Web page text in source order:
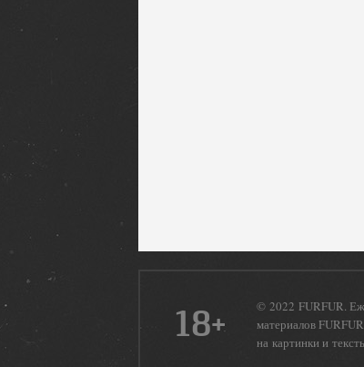
18+
© 2022 FURFUR.
материалов
на картинки и